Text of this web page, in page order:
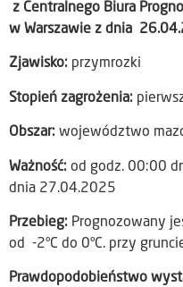
z Centralnego Biura
w Warszawie z dnia
Zjawisko: przymrozki
Stopień zagrożenia:
Obszar: województwo
Ważność: od godz. 00:00
dnia 27.04.2025
Przebieg: Prognozowany
od -2°C do 0°C. przy
Prawdopodobieństwo